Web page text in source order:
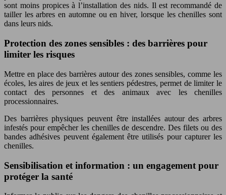
sont moins propices à l’installation des nids. Il est recommandé de
tailler les arbres en automne ou en hiver, lorsque les chenilles sont
dans leurs nids.
Protection des zones sensibles : des barrières pour
limiter les risques
Mettre en place des barrières autour des zones sensibles, comme les
écoles, les aires de jeux et les sentiers pédestres, permet de limiter le
contact des personnes et des animaux avec les chenilles
processionnaires.
Des barrières physiques peuvent être installées autour des arbres
infestés pour empêcher les chenilles de descendre. Des filets ou des
bandes adhésives peuvent également être utilisés pour capturer les
chenilles.
Sensibilisation et information : un engagement pour
protéger la santé